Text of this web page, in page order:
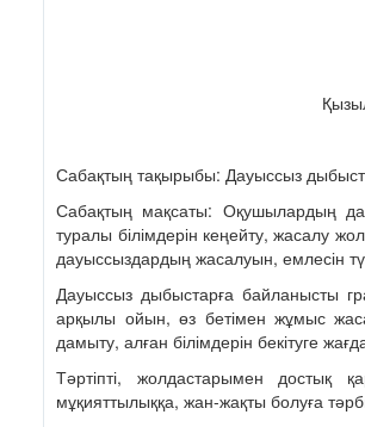
немесе жа?ылтпаштар жазу.
ІІІ. Жа?а саба?
«?й?асын тап» ойыны, тап?ан
1. Са?атты? жа?ылма да есебінен,
2. Дер кезінде тама?тан,
Сабақтың тақырыбы: Дауыссыз
Сабақтың мақсаты: Оқушылардың
туралы білімдерін кеңейту, жасалу
дауыссыздардың жасалуын, емлесін
Дауыссыз дыбыстарға байланысты
арқылы ойын, өз бетімен жұмыс
дамыту, алған білімдерін бекітуге
Тәртіпті, жолдастарымен достық
мұқияттылыққа, жан-жақты болуға